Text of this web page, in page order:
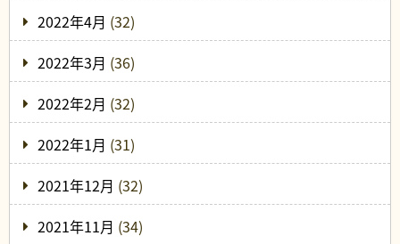
2022年4月 (32)
2022年3月 (36)
2022年2月 (32)
2022年1月 (31)
2021年12月 (32)
2021年11月 (34)